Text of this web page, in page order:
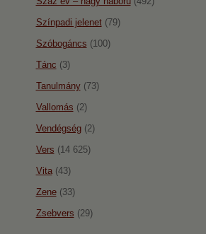
Színpadi jelenet(79)
Szóbogáncs (100)
Tánc (3)
Tanulmány(73)
Vallomás (2)
Vendégség(2)
Vers (14 625)
Vita(43)
Zene(33)
Zsebvers (29)